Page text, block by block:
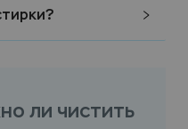
ли чистить